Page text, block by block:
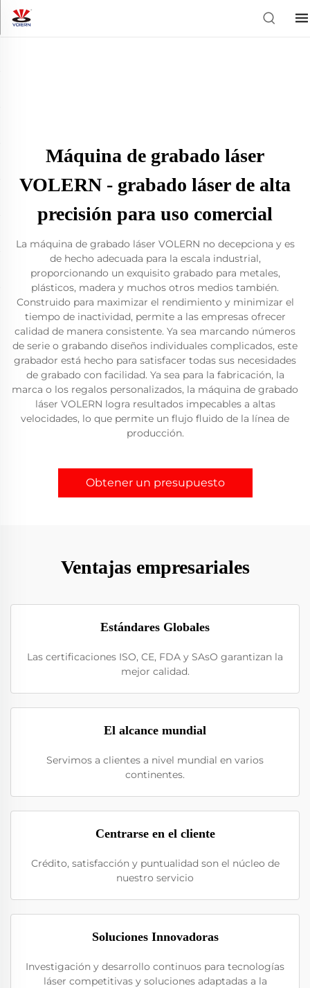
Máquina de grabado láser
VOLERN - grabado láser de alta
precisión para uso comercial
La máquina de grabado láser VOLERN no decepciona y es
de hecho adecuada para la escala industrial,
proporcionando un exquisito grabado para metales,
plásticos, madera y muchos otros medios también.
Construido para maximizar el rendimiento y minimizar el
tiempo de inactividad, permite a las empresas ofrecer
calidad de manera consistente. Ya sea marcando números
de serie o grabando diseños individuales complicados, este
grabador está hecho para satisfacer todas sus necesidades
de grabado con facilidad. Ya sea para la fabricación, la
marca o los regalos personalizados, la máquina de grabado
láser VOLERN logra resultados impecables a altas
velocidades, lo que permite un flujo fluido de la línea de
producción.
Obtener un presupuesto
Ventajas empresariales
Estándares Globales
Las certificaciones ISO, CE, FDA y SAsO garantizan la
mejor calidad.
El alcance mundial
Servimos a clientes a nivel mundial en varios
continentes.
Centrarse en el cliente
Crédito, satisfacción y puntualidad son el núcleo de
nuestro servicio
Soluciones Innovadoras
Investigación y desarrollo continuos para tecnologías
láser competitivas y soluciones adaptadas a la